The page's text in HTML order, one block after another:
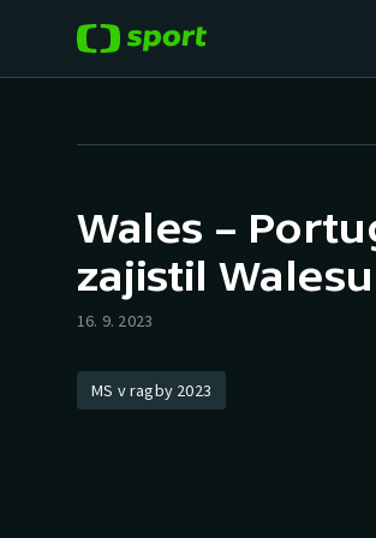
Hokej
Tenis
Cyklistika
Wales –
zajistil
16. 9. 2023
MS v ragby 2023